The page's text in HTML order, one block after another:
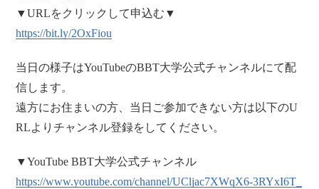
▼URLをクリックして申込む▼
https://bit.ly/2OxFiou
当日の様子はYouTubeのBBT大学公式チャンネルにて配
信します。
遠方にお住まいの方、当日ご参加できない方は以下のU
RLよりチャンネル登録をしてください。
▼YouTube BBT大学公式チャンネル
https://www.youtube.com/channel/UCljac7XWqX6-3RYxI6T_